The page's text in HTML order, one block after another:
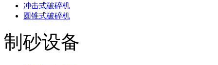
冲击式破碎机
圆锥式破碎机
制砂设备